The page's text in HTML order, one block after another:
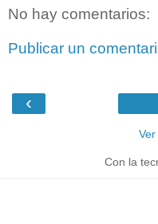
No hay comentarios:
Publicar un
‹
Con la